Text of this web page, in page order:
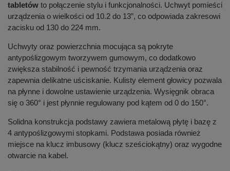
tabletów to połączenie stylu i funkcjonalności. Uchwyt pomieści
urządzenia o wielkości od 10.2 do 13”, co odpowiada zakresowi
zacisku od 130 do 224 mm.
Uchwyty oraz powierzchnia mocująca są pokryte
antypoślizgowym tworzywem gumowym, co dodatkowo
zwiększa stabilność i pewność trzymania urządzenia oraz
zapewnia delikatne uściskanie. Kulisty element głowicy pozwala
na płynne i dowolne ustawienie urządzenia. Wysięgnik obraca
się o 360° i jest płynnie regulowany pod kątem od 0 do 150°.
Solidna konstrukcja podstawy zawiera metalową płytę i bazę z
4 antypoślizgowymi stopkami. Podstawa posiada również
miejsce na klucz imbusowy (klucz sześciokątny) oraz wygodne
otwarcie na kabel.